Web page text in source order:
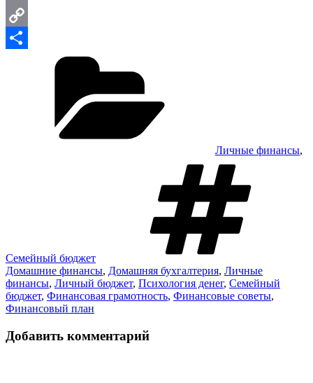
Email
Copy
Отправить
Личные финансы,
Семейный бюджет
Домашние финансы, Домашняя бухгалтерия, Личные
финансы, Личный бюджет, Психология денег, Семейный
бюджет, Финансовая грамотность, Финансовые советы,
Финансовый план
Добавить комментарий